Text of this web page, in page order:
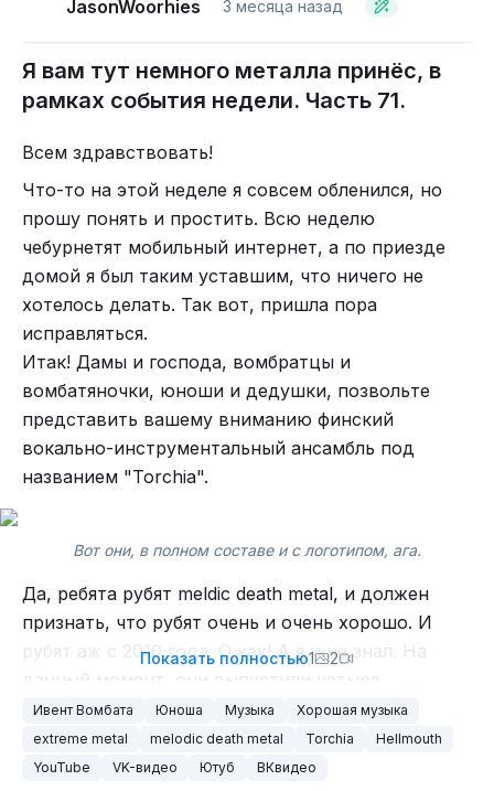
death metal, сейчас же, это довольно технично-
61. ВИА "Ram-Zet " авангардный melodic death
metal.
Rakshas - вокал, гитара
Kukulkaan - барабаны
Naja Legionis - хореография, вокал
На счёт рубилова, тут, да, рубят интересно.
Красиво, сочно, музыкально. Приятно
послушать. Рубят, они немало, первый альбом
выпущен в 2013 году, называется он «Possession»
.
Затем в 2020 вышел «Khemet».
Третьим стал «King of Worms» 2022 года.
А в 2025 вышел их последний, на данный
момент, альбом «KONSTANTINOPOLIS» (совы
напряглись, глобусы тоже).
JasonWoorhies 3 месяца назад
Я вам тут немного металла принёс, в
рамках события недели. Часть 71.
Всем здравствовать!
Что-то на этой неделе я совсем обленился, но
прошу понять и простить. Всю неделю
чебурнетят мобильный интернет, а по приезде
домой я был таким уставшим, что ничего не
хотелось делать. Так вот, пришла пора
исправляться.
Итак! Дамы и господа, вомбратцы и
вомбатяночки, юноши и дедушки, позвольте
представить вашему вниманию финский
вокально-инструментальный ансамбль под
названием "Torchia".
Вот они, в полном составе и с логотипом, ага.
Да, ребята рубят meldic death metal, и должен
признать, что рубят очень и очень хорошо. И
рубят аж с 2010 года. О как! А я и не знал. На
полноформатных альбома. Последний из
которых был выпущен буквально позавчера (8-го
мая).
Показать полностью1 2
Ивент Вомбата Юноша Музыка
Хорошая музыка
extreme metal
melodic death metal Torchia
Hellmouth
YouTube
VK-видео Ютуб ВКвидео